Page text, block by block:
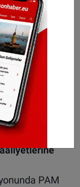
adına
tarafından
kalıcı
YTB’nin
uluslararası
etti.
PAM